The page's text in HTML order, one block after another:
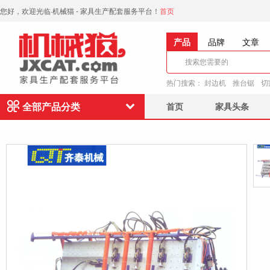
您好，欢迎光临·机械猫 - 家具生产配套服务平台！ 首页
产品 品牌 文章
热门搜索： 封边机 推台锯 切
全部产品分类 首页 家具头条